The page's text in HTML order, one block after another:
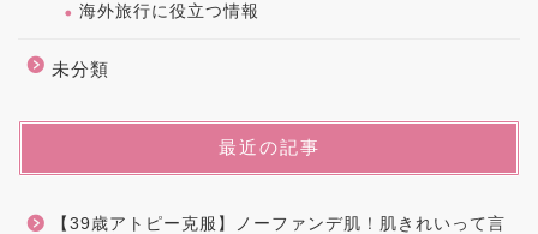
海外旅行に役立つ情報
未分類
最近の記事
【39歳アトピー克服】ノーファンデ肌！肌きれいって言